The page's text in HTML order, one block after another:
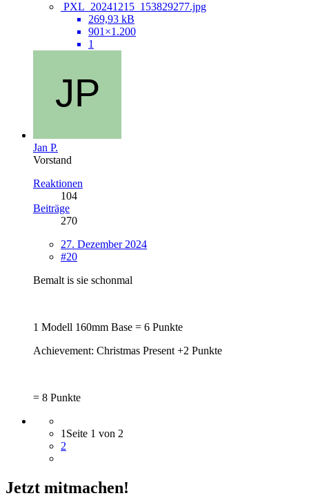
PXL_20241215_153829277.jpg
269,93 kB
901×1.200
1
Jan P.
Vorstand
Reaktionen
104
Beiträge
270
27. Dezember 2024
#20
Bemalt is sie schonmal
1 Modell 160mm Base = 6 Punkte
Achievement: Christmas Present +2 Punkte
= 8 Punkte
1 Seite 1 von 2
2
Jetzt mitmachen!